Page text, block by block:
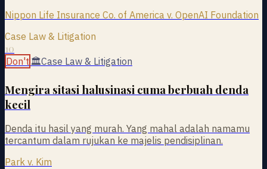
Nippon Life Insurance Co. of America v. OpenAI Foundation
Case Law & Litigation
10
Don't 🏛Case Law & Litigation
Mengira sitasi halusinasi cuma berbuah denda
kecil
Denda itu hasil yang murah. Yang mahal adalah namamu
tercantum dalam rujukan ke majelis pendisiplinan.
Park v. Kim